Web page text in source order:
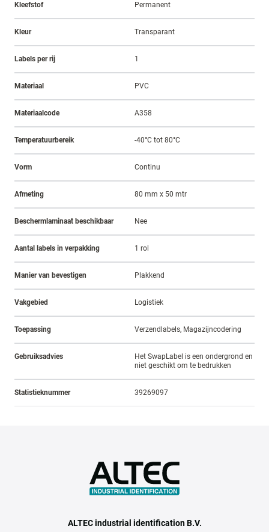
Kleefstof Permanent
Kleur Transparant
Labels per rij 1
Materiaal PVC
Materiaalcode A358
Temperatuurbereik -40°C tot 80°C
Vorm Continu
Afmeting 80 mm x 50 mtr
Beschermlaminaat beschikbaar Nee
Aantal labels in verpakking 1 rol
Manier van bevestigen Plakkend
Vakgebied Logistiek
Toepassing Verzendlabels, Magazijncodering
Gebruiksadvies
Het SwapLabel is een ondergrond en
niet geschikt om te bedrukken
Statistieknummer 39269097
ALTEC industrial identification B.V.